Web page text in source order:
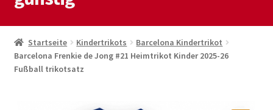
Start
Blog
Startseite Kindertrikots
Barcelona Kindertrikot
Barcelona Frenkie de Jong #21 Heimtrikot Kinder 2025-26
Fußball trikotsatz